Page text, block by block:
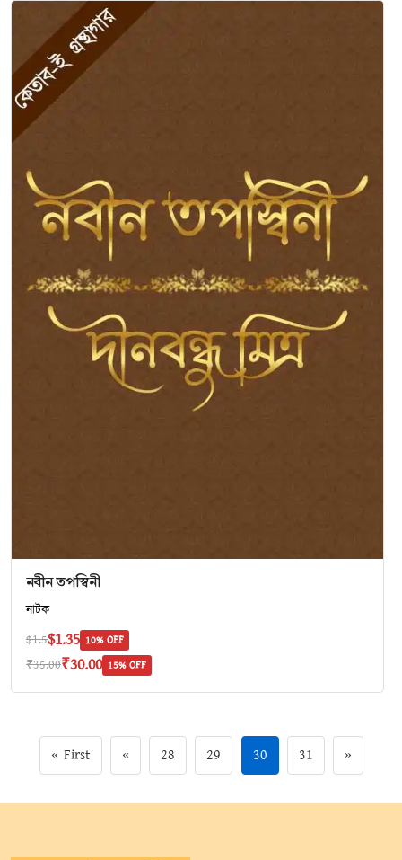
নবীন তপস্বিনী
নাটক
$1.5$1.35 10% OFF
₹35.00₹30.00 15% OFF
« First « 28 29 30 31 »